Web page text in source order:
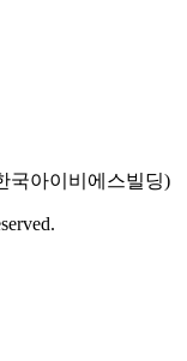
국아이비에스빌딩)